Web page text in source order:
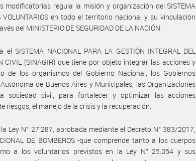
modificatorias regula la misión y organización del SISTEMA
VOLUNTARIOS en todo el territorio nacional y su vinculación
del MINISTERIO DE SEGURIDAD DE LA NACIÓN.
SISTEMA NACIONAL PARA LA GESTIÓN INTEGRAL DEL
CIVIL (SINAGIR) que tiene por objeto integrar las acciones y
de los organismos del Gobierno Nacional, los Gobiernos
de Buenos Aires y Municipales, las Organizaciones
sociedad civil, para fortalecer y optimizar las acciones
riesgos, el manejo de la crisis y la recuperación.
Ley N° 27.287, aprobada mediante el Decreto N° 383/2017,
DE BOMBEROS -que comprende tanto a los cuerpos
a los voluntarios previstos en la Ley N° 25.054 y sus